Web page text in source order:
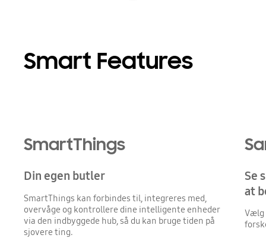
Smart Features
SmartThings
Din egen butler
SmartThings kan forbindes til, integreres med,
overvåge og kontrollere dine intelligente enheder
via den indbyggede hub, så du kan bruge tiden på
sjovere ting.
Se
at
Vælg